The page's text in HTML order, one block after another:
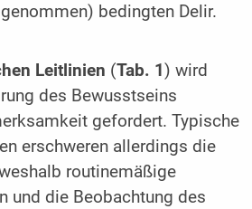
bedingten Delir.
Leitlinien (Tab. 1) wird
des Bewusstseins
gefordert. Typische
erschweren allerdings die
routinemäßige
und die Beobachtung des